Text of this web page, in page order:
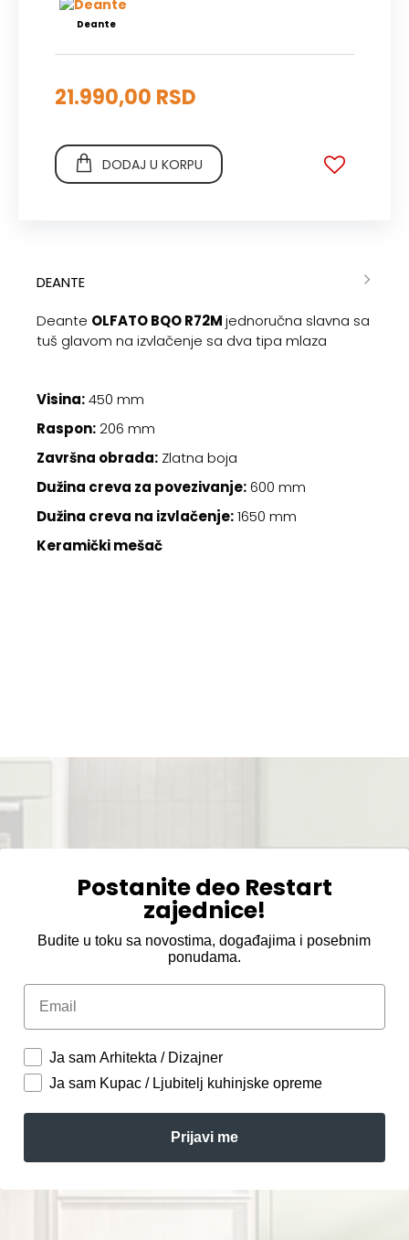
Deante
21.990,00 RSD
DODAJ U KORPU
DEANTE
Deante OLFATO BQO R72Mjednoručna slavna sa
tuš glavom na izvlačenje sa dva tipa mlaza
Visina:450 mm
Raspon:206 mm
Završna obrada: Zlatna boja
Dužina creva za povezivanje:600 mm
Dužina creva na izvlačenje:1650 mm
Keramički mešač
Postanite deo Restart
zajednice!
Budite u toku sa novostima, događajima i posebnim
ponudama.
Email
Ja sam Arhitekta / Dizajner
Ja sam Kupac / Ljubitelj kuhinjske opreme
Prijavi me